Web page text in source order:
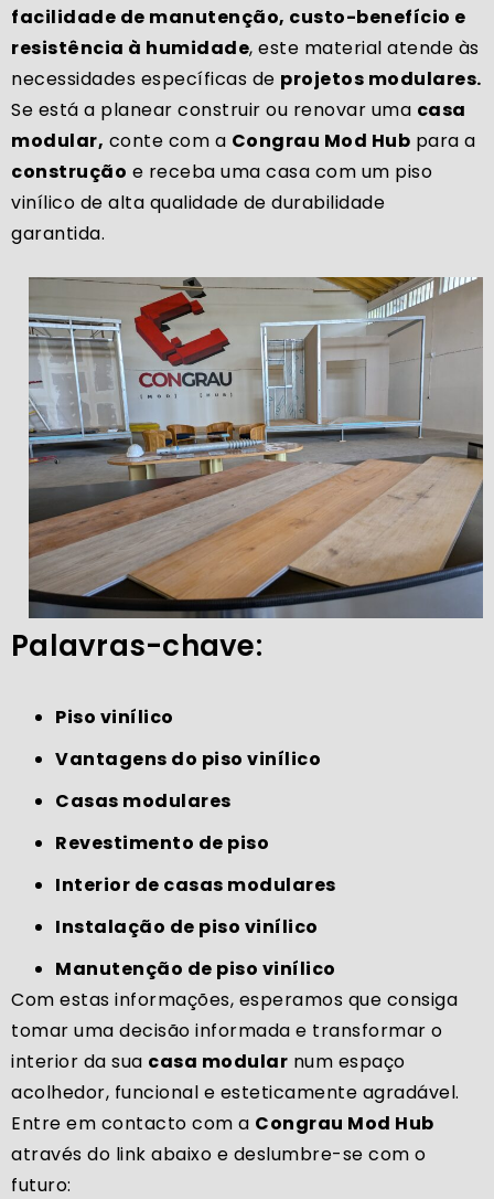
facilidade de manutenção, custo-benefício e
resistência à humidade, este material atende às
necessidades específicas de projetos modulares.
Se está a planear construir ou renovar uma casa
modular, conte com a Congrau Mod Hub para a
construção e receba uma casa com um piso
vinílico de alta qualidade de durabilidade
garantida.
Palavras-chave:
Piso vinílico
Vantagens do piso vinílico
Casas modulares
Revestimento de piso
Interior de casas modulares
Instalação de piso vinílico
Manutenção de piso vinílico
Com estas informações, esperamos que consiga
tomar uma decisão informada e transformar o
interior da sua casa modular num espaço
acolhedor, funcional e esteticamente agradável.
Entre em contacto com a Congrau Mod Hub
através do link abaixo e deslumbre-se com o
futuro: